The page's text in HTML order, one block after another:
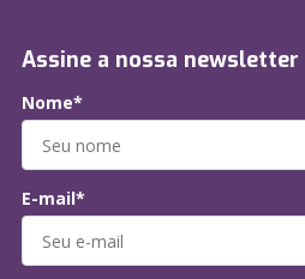
Assine a nossa newsletter
Nome*
E-mail*